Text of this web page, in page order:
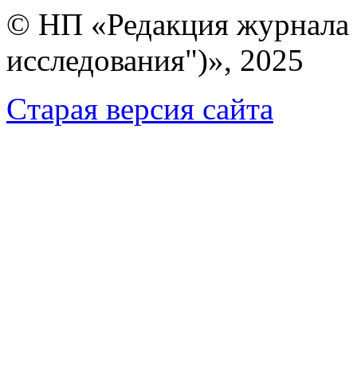
© НП «Редакция
исследования")», 2025
Cтарая версия сайта